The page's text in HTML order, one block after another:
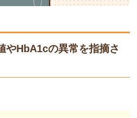
やHbA1cの異常を指摘さ